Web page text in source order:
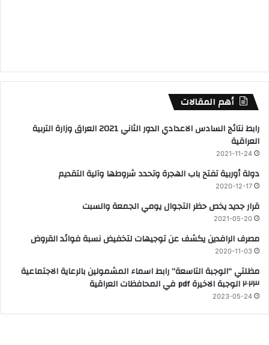
أهم المقالات
رابط نتائج السادس الاعدادي الدور الثاني 2021 العراق وزارة التربية
العراقية
2021-11-24
دولة أوربية تفتح باب الهجرة وتحدد شروطها وآلية التقديم
2020-12-17
قرار جديد يخص حظر التجوال يومي الجمعة والسبت
2021-05-20
مصرف الرافدين يكشف عن توجيهات لتخفيض نسبة فوائد القروض
2020-11-03
مظلتي “الوجبة التاسعة” رابط اسماء المشمولين بالرعاية الاجتماعية
٢٠٢٣ الوجبة الاخيرة pdf في المحافظات العراقية
2023-05-24